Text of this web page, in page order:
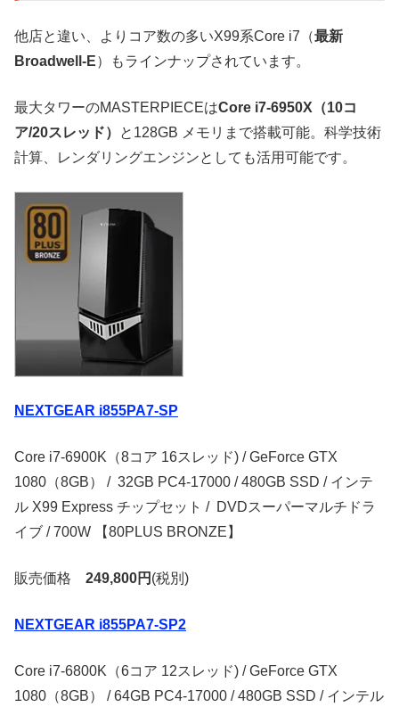
他店と違い、よりコア数の多いX99系Core i7（最新
Broadwell-E）もラインナップされています。
最大タワーのMASTERPIECEはCore i7-6950X（10コ
ア/20スレッド）
と128GB メモリまで搭載可能。科学技術
計算、レンダリングエンジンとしても活用可能です。
NEXTGEAR i855PA7-SP
Core i7-6900K（8コア 16スレッド) / GeForce GTX
1080（8GB） / 32GB PC4-17000 / 480GB SSD / インテ
ル X99 Express チップセット / DVDスーパーマルチドラ
イブ / 700W 【80PLUS BRONZE】
販売価格 249,800円 (税別)
NEXTGEAR i855PA7-SP2
Core i7-6800K（6コア 12スレッド) / GeForce GTX
1080（8GB） / 64GB PC4-17000 / 480GB SSD / インテル